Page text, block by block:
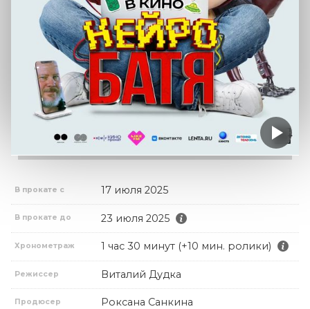
В прокате с 17 июля 2025
В прокате до 23 июля 2025
Хронометраж 1 час 30 минут (+10 мин. ролики)
Режиссер Виталий Дудка
Продюсер Роксана Санкина